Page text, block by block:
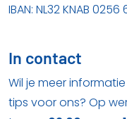
IBAN: NL32 KNAB 0256
In contact
Wil je meer
tips voor ons? Op